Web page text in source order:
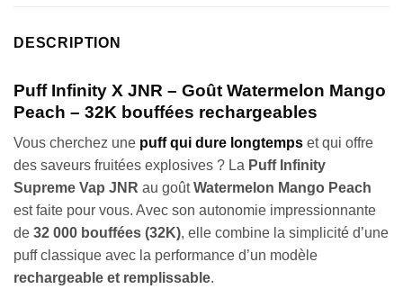
DESCRIPTION
Puff Infinity X JNR – Goût Watermelon Mango
Peach – 32K bouffées rechargeables
Vous cherchez une puff qui dure longtemps et qui offre
des saveurs fruitées explosives ? La Puff Infinity
Supreme Vap JNR au goûtWatermelon Mango Peach
est faite pour vous. Avec son autonomie impressionnante
de 32 000 bouffées (32K), elle combine la simplicité d’une
puff classique avec la performance d’un modèle
rechargeable et remplissable.